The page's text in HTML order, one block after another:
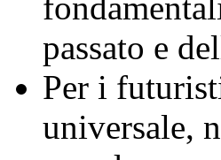
passato e
Per i
universale,